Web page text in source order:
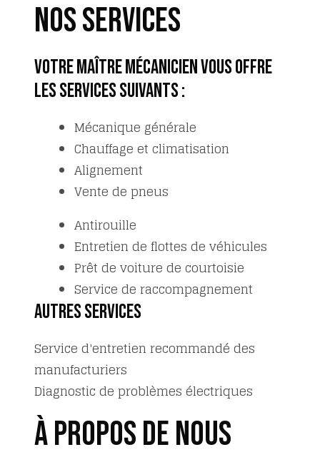
Nos services
VOTRE MAÎTRE MÉCANICIEN VOUS OFFRE
LES SERVICES SUIVANTS :
Mécanique générale
Chauffage et climatisation
Alignement
Vente de pneus
Antirouille
Entretien de flottes de véhicules
Prêt de voiture de courtoisie
Service de raccompagnement
Autres services
Service d'entretien recommandé des
manufacturiers
Diagnostic de problèmes électriques
À propos de nous